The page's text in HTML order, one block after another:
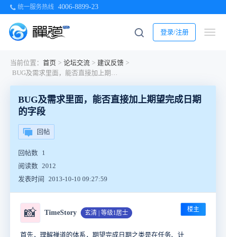
统一服务热线 4006-8899-23
登录/注册
当前位置： 首页 > 论坛交流 > 建议反馈 >
BUG及需求里面，能否直接加上期望完成日期的字段
BUG及需求里面，能否直接加上期望完成日期
的字段
回帖
回帖数 1
阅读数 2012
发表时间
2013-10-10 09:27:59
📸 TimeStory 玄清 | 等级1居士 楼主
首先，理解禅道的体系，期望完成日期之类是在任务、计